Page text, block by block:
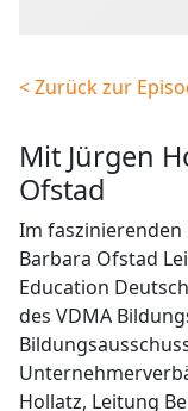
< Zurück zur
mit Jürgen Hollatz und Barbara
Ofstad
Im faszinierenden
Barbara Ofstad
Education
des VDMA
Hollatz, Leitung